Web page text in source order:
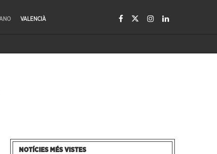
VALENCIÀ
NOTÍCIES MÉS VISTES